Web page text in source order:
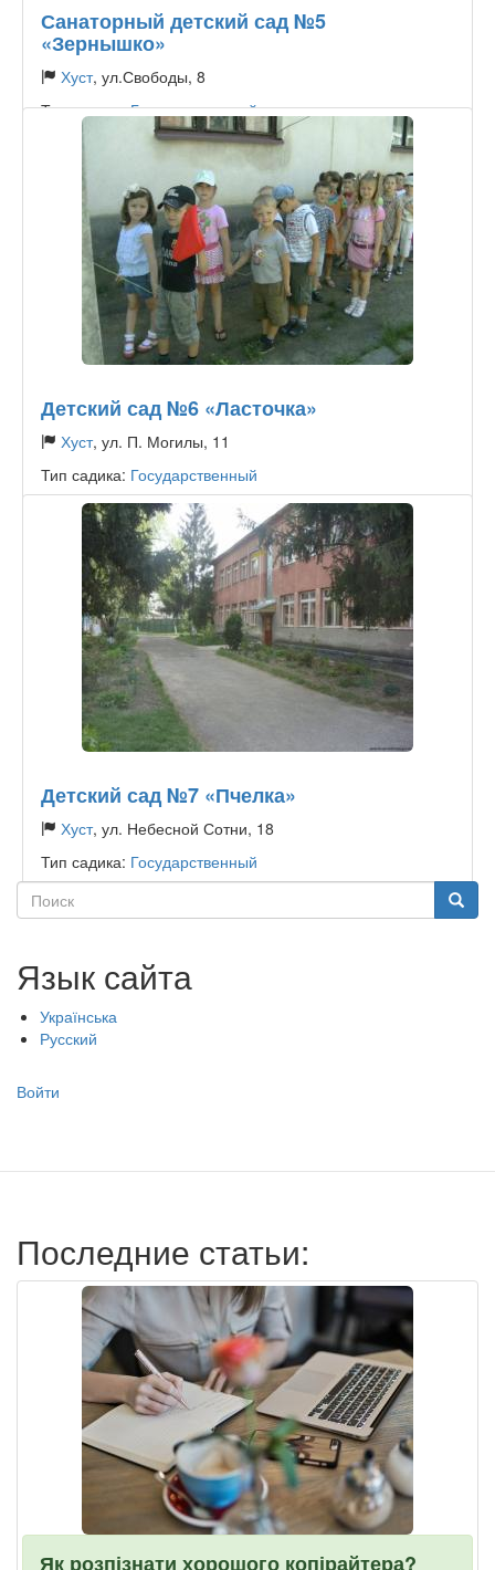
Санаторный детский сад №5
«Зернышко»
Хуст, ул.Свободы, 8
Тип садика:Государственный
Детский сад №6 «Ласточка»
Хуст, ул. П. Могилы, 11
Тип садика: Государственный
Детский сад №7 «Пчелка»
Хуст, ул. Небесной Сотни, 18
Тип садика: Государственный
Поиск
Поиск
Язык сайта
Українська
Русский
Меню
записи
Войти
Последние статьи:
Як розпізнати хорошого копірайтера?